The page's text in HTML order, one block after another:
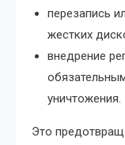
перезапись
жестких
внедрение
уничтожения.
Это